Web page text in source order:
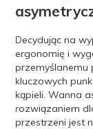
Decydując na
ergonomię i
przemyślanemu
kluczowych
kąpieli. Wanna
rozwiązaniem
przestrzeni jest